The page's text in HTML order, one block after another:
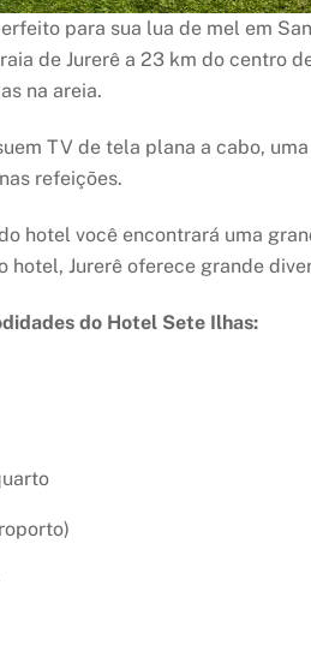
para sua lua de mel em
de Jurerê a 23 km do centro
na areia.
TV de tela plana a cabo,
refeições.
hotel você encontrará uma
hotel, Jurerê oferece grande
do Hotel Sete Ilhas: